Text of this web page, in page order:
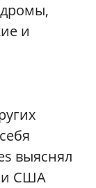
и
выяснял
и США